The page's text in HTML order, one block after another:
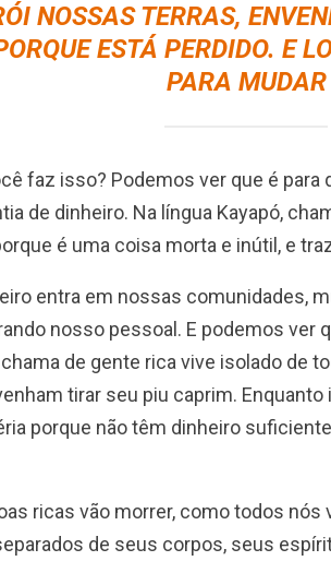
NOSSAS TERRAS,
ESTÁ PERDIDO. E
PARA MUDAR
faz isso? Podemos ver que é
de dinheiro. Na língua Kayapó,
é uma coisa morta e inútil, e
entra em nossas comunidades,
nosso pessoal. E podemos ver
de gente rica vive isolado de
tirar seu piu caprim.
porque não têm dinheiro
ricas vão morrer, como todos nós
de seus corpos, seus